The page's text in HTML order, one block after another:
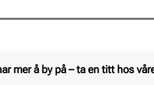
mer å by på – ta en titt hos